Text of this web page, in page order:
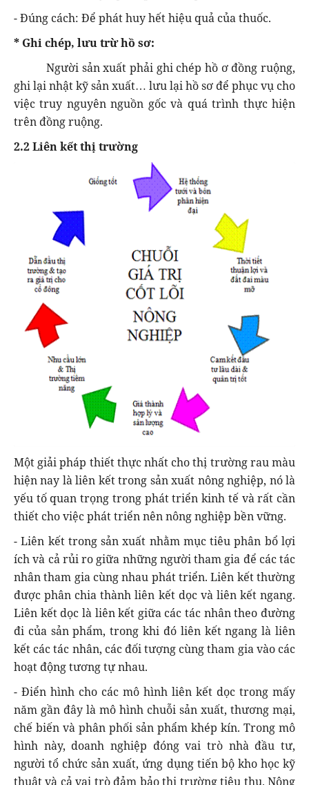
- Đúng cách: Để phát huy hết hiệu quả của thuốc.
* Ghi chép, lưu trừ hồ sơ:
Người sản xuất phải ghi chép hồ ơ đồng ruộng,
ghi lại nhật kỹ sản xuất… lưu lại hồ sơ để phục vụ cho
việc truy nguyên nguồn gốc và quá trình thực hiện
trên đồng ruộng.
2.2 Liên kết thị trường
Một giải pháp thiết thực nhất cho thị trường rau màu
hiện nay là liên kết trong sản xuất nông nghiệp, nó là
yếu tố quan trọng trong phát triển kinh tế và rất cần
thiết cho việc phát triển nên nông nghiệp bền vững.
- Liên kết trong sản xuất nhằm mục tiêu phân bổ lợi
ích và cả rủi ro giữa những người tham gia để các tác
nhân tham gia cùng nhau phát triển. Liên kết thường
được phân chia thành liên kết dọc và liên kết ngang.
Liên kết dọc là liên kết giữa các tác nhân theo đường
đi của sản phẩm, trong khi đó liên kết ngang là liên
kết các tác nhân, các đối tượng cùng tham gia vào các
hoạt động tương tự nhau.
- Điển hình cho các mô hình liên kết dọc trong mấy
năm gần đây là mô hình chuỗi sản xuất, thương mại,
chế biến và phân phối sản phẩm khép kín. Trong mô
hình này, doanh nghiệp đóng vai trò nhà đầu tư,
người tổ chức sản xuất, ứng dụng tiến bộ kho học kỹ
thuật và cả vai trò đảm bảo thị trường tiêu thụ. Nông